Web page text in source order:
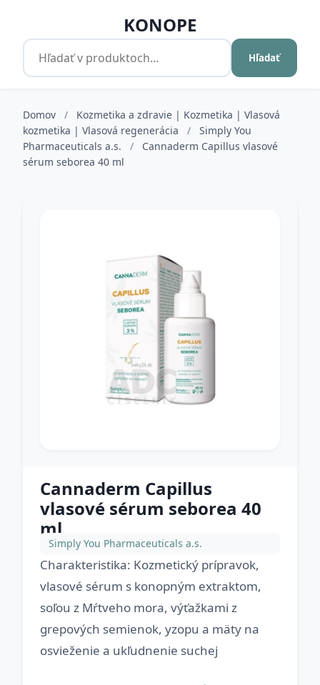
KONOPE
Hľadať
Domov /
Kozmetika a zdravie | Kozmetika | Vlasová
kozmetika | Vlasová regenerácia
/
Simply You
Pharmaceuticals a.s.
/
Cannaderm Capillus vlasové
sérum seborea 40 ml
Cannaderm Capillus
vlasové sérum seborea 40
ml
Simply You Pharmaceuticals a.s.
Charakteristika: Kozmetický prípravok,
vlasové sérum s konopným extraktom,
soľou z Mŕtveho mora, výťažkami z
grepových semienok, yzopu a mäty na
osvieženie a ukľudnenie suchej